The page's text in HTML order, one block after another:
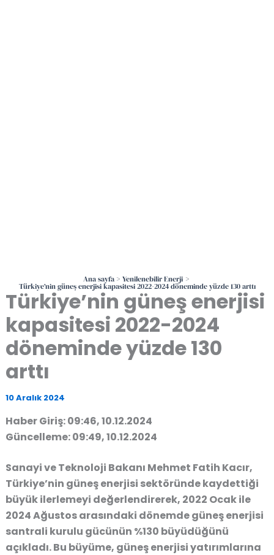
Ana sayfa Yenilenebilir Enerji
Türkiye’nin güneş enerjisi kapasitesi 2022-2024 döneminde yüzde 130 arttı
Türkiye’nin güneş enerjisi
kapasitesi 2022-2024
döneminde yüzde 130
arttı
10 Aralık 2024
Haber Giriş: 09:46, 10.12.2024
Güncelleme: 09:49, 10.12.2024
Sanayi ve Teknoloji Bakanı Mehmet Fatih Kacır,
Türkiye’nin güneş enerjisi sektöründe kaydettiği
büyük ilerlemeyi değerlendirerek, 2022 Ocak ile
2024 Ağustos arasındaki dönemde güneş enerjisi
santrali kurulu gücünün %130 büyüdüğünü
açıkladı. Bu büyüme, güneş enerjisi yatırımlarına